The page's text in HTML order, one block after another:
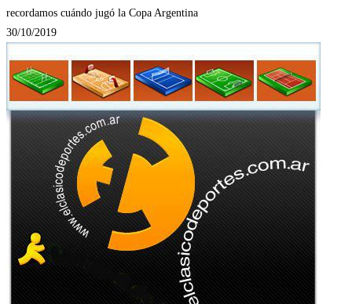
recordamos cuándo jugó la Copa Argentina
30/10/2019